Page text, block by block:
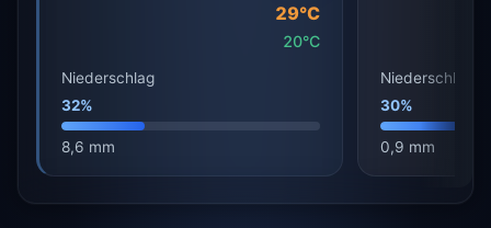
29°C
20°C
Niederschlag
32%
8,6 mm
Niederschlag
30%
0,9 mm